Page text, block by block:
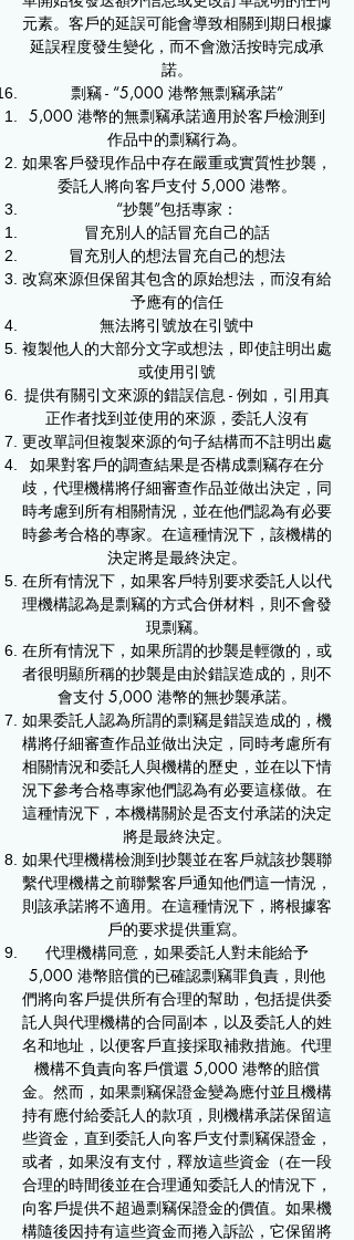
元素。客戶的延誤可能會導致相關到期日根據
延誤程度發生變化，而不會激活按時完成承
諾。
剽竊 - “5,000 港幣無剽竊承諾”
5,000 港幣的無剽竊承諾適用於客戶檢測到
作品中的剽竊行為。
如果客戶發現作品中存在嚴重或實質性抄襲，
委託人將向客戶支付 5,000 港幣。
“抄襲”包括專家：
冒充別人的話冒充自己的話
冒充別人的想法冒充自己的想法
改寫來源但保留其包含的原始想法，而沒有給
予應有的信任
無法將引號放在引號中
複製他人的大部分文字或想法，即使註明出處
或使用引號
提供有關引文來源的錯誤信息 - 例如，引用真
正作者找到並使用的來源，委託人沒有
更改單詞但複製來源的句子結構而不註明出處
如果對客戶的調查結果是否構成剽竊存在分
歧，代理機構將仔細審查作品並做出決定，同
時考慮到所有相關情況，並在他們認為有必要
時參考合格的專家。在這種情況下，該機構的
決定將是最終決定。
在所有情況下，如果客戶特別要求委託人以代
理機構認為是剽竊的方式合併材料，則不會發
現剽竊。
在所有情況下，如果所謂的抄襲是輕微的，或
者很明顯所稱的抄襲是由於錯誤造成的，則不
會支付 5,000 港幣的無抄襲承諾。
如果委託人認為所謂的剽竊是錯誤造成的，機
構將仔細審查作品並做出決定，同時考慮所有
相關情況和委託人與機構的歷史，並在以下情
況下參考合格專家他們認為有必要這樣做。在
這種情況下，本機構關於是否支付承諾的決定
將是最終決定。
如果代理機構檢測到抄襲並在客戶就該抄襲聯
繫代理機構之前聯繫客戶通知他們這一情況，
則該承諾將不適用。在這種情況下，將根據客
戶的要求提供重寫。
代理機構同意，如果委託人對未能給予
5,000 港幣賠償的已確認剽竊罪負責，則他
們將向客戶提供所有合理的幫助，包括提供委
託人與代理機構的合同副本，以及委託人的姓
名和地址，以便客戶直接採取補救措施。代理
機構不負責向客戶償還 5,000 港幣的賠償
金。然而，如果剽竊保證金變為應付並且機構
持有應付給委託人的款項，則機構承諾保留這
些資金，直到委託人向客戶支付剽竊保證金，
或者，如果沒有支付，釋放這些資金（在一段
合理的時間後並在合理通知委託人的情況下，
向客戶提供不超過剽竊保證金的價值。如果機
構隨後因持有這些資金而捲入訴訟，它保留將